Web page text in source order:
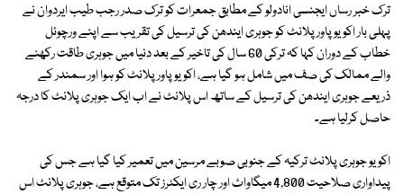
ترک خبر رساں ایجنسی انادولو کے مطابق جمعرات کو ترک صدر رجب طیب ایردوان نے
پہلی بار اکویو پاور پلانٹ کو جوہری ایندھن کی ترسیل کی تقریب سے اپنے ورچوئل
خطاب کے دوران کہا کہ ترکی 60 سال کی تاخیر کے بعد دنیا میں جوہری طاقت رکھنے
والے ممالک کی صف میں شامل ہو گیا ہے، اکویو پاور پلانٹ کو ہوا اور سمندر کے
ذریعے جوہری ایندھن کی ترسیل کے ساتھ اس پلانٹ نے اب ایک جوہری پلانٹ کا درجہ
حاصل کرلیا ہے۔
اکویو جوہری پلانٹ ترکیہ کے جنوبی صوبے مرسین میں تعمیر کیا گیا ہے جس کی
پیداواری صلاحیت 4,800 میگاواٹ اور چار ری ایکٹرز تک متوقع ہے، جوہری پلانٹ اس